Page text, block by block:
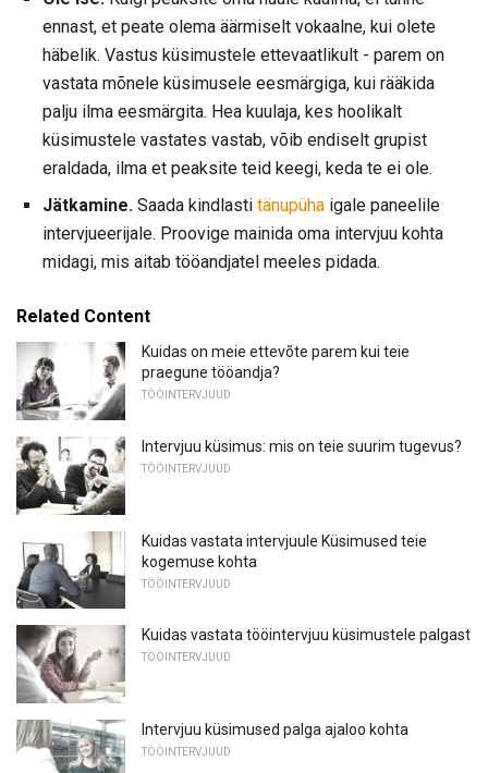
ennast, et peate olema äärmiselt vokaalne, kui olete
häbelik. Vastus küsimustele ettevaatlikult - parem on
vastata mõnele küsimusele eesmärgiga, kui rääkida
palju ilma eesmärgita. Hea kuulaja, kes hoolikalt
küsimustele vastates vastab, võib endiselt grupist
eraldada, ilma et peaksite teid keegi, keda te ei ole.
Jätkamine. Saada kindlasti tänupüha igale paneelile
intervjueerijale. Proovige mainida oma intervjuu kohta
midagi, mis aitab tööandjatel meeles pidada.
Related Content
Kuidas on meie ettevõte parem kui teie
praegune tööandja?
TÖÖINTERVJUUD
Intervjuu küsimus: mis on teie suurim tugevus?
TÖÖINTERVJUUD
Kuidas vastata intervjuule Küsimused teie
kogemuse kohta
TÖÖINTERVJUUD
Kuidas vastata tööintervjuu küsimustele palgast
TÖÖINTERVJUUD
Intervjuu küsimused palga ajaloo kohta
TÖÖINTERVJUUD